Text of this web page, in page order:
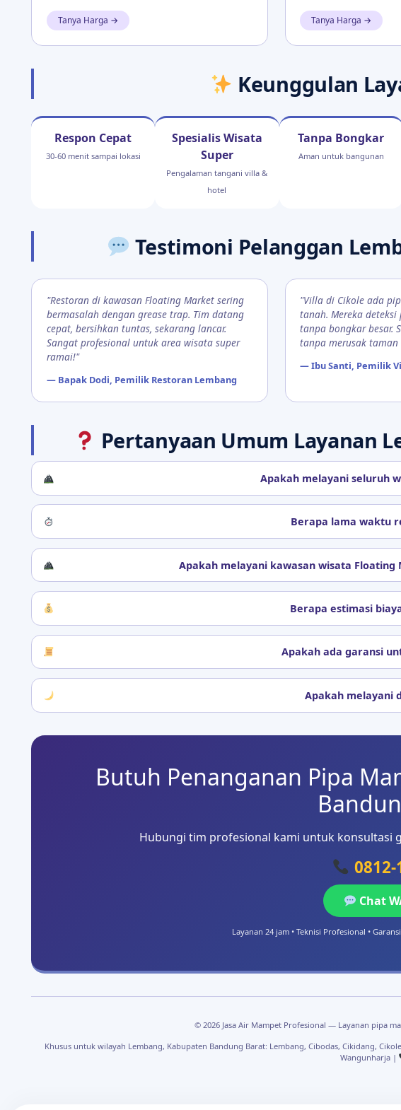
Tanya Harga → Tanya Harga →
Keunggulan
Respon Cepat
30-60 menit sampai lokasi
Spesialis Wisata
Super
Pengalaman tangani villa &
hotel
Tanpa Bongkar
Aman untuk bangunan
Testimoni Pelanggan
"Restoran di kawasan Floating Market sering
bermasalah dengan grease trap. Tim datang
cepat, bersihkan tuntas, sekarang lancar.
Sangat profesional untuk area wisata super
ramai!"
— Bapak Dodi, Pemilik Restoran Lembang
"Villa di Cikole ada
tanah. Mereka
tanpa bongkar besar.
tanpa merusak
— Ibu Santi, Pemilik
Pertanyaan Umum Layanan
Apakah melayani seluruh
Berapa lama waktu
Apakah melayani kawasan wisata Floating
Berapa estimasi
Apakah ada garansi
Apakah melayani
Butuh Penanganan Pipa
Hubungi tim profesional kami untuk konsultasi
0812-
Chat
Layanan 24 jam • Teknisi Profesional •
© 2026 Jasa Air Mampet Profesional — Layanan pipa
Khusus untuk wilayah Lembang, Kabupaten Bandung Barat: Lembang, Cibodas, Cikidang,
Wangunharja |